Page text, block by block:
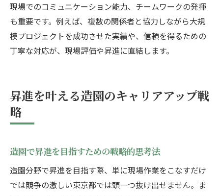
現場でのコミュニケーション能力、チームワークの発揮
も重要です。例えば、複数の関係者と協力しながら大規
模プロジェクトを成功させた実績や、信頼を得るための
丁寧な対応が、現場評価や昇進に直結します。
昇進を叶える造園のキャリアアップ戦
略
造園で昇進を目指すための戦略的思考法
造園分野で昇進を目指す際、単に現場作業をこなすだけ
では競争の激しい東京都では頭一つ抜け出せません。ま